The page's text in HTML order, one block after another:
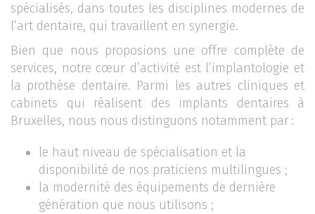
spécialisés, dans toutes les disciplines modernes de
l’art dentaire, qui travaillent en synergie.
Bien que nous proposions une offre complète de
services, notre cœur d’activité est l’implantologie et
la prothèse dentaire. Parmi les autres cliniques et
cabinets qui réalisent des implants dentaires à
Bruxelles, nous nous distinguons notamment par :
le haut niveau de spécialisation et la
disponibilité de nos praticiens multilingues ;
la modernité des équipements de dernière
génération que nous utilisons ;